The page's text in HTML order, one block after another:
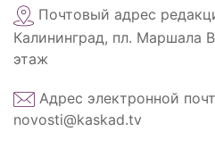
Почтовый адрес
Калининград, пл. Маршала
этаж
Адрес электронной
novosti@kaskad.tv